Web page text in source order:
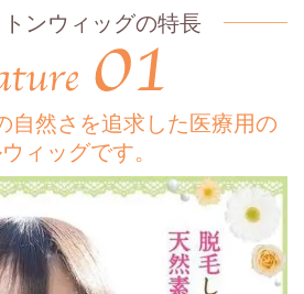
ンウィッグの特長
自然さを追求した医療用の
ィッグです。